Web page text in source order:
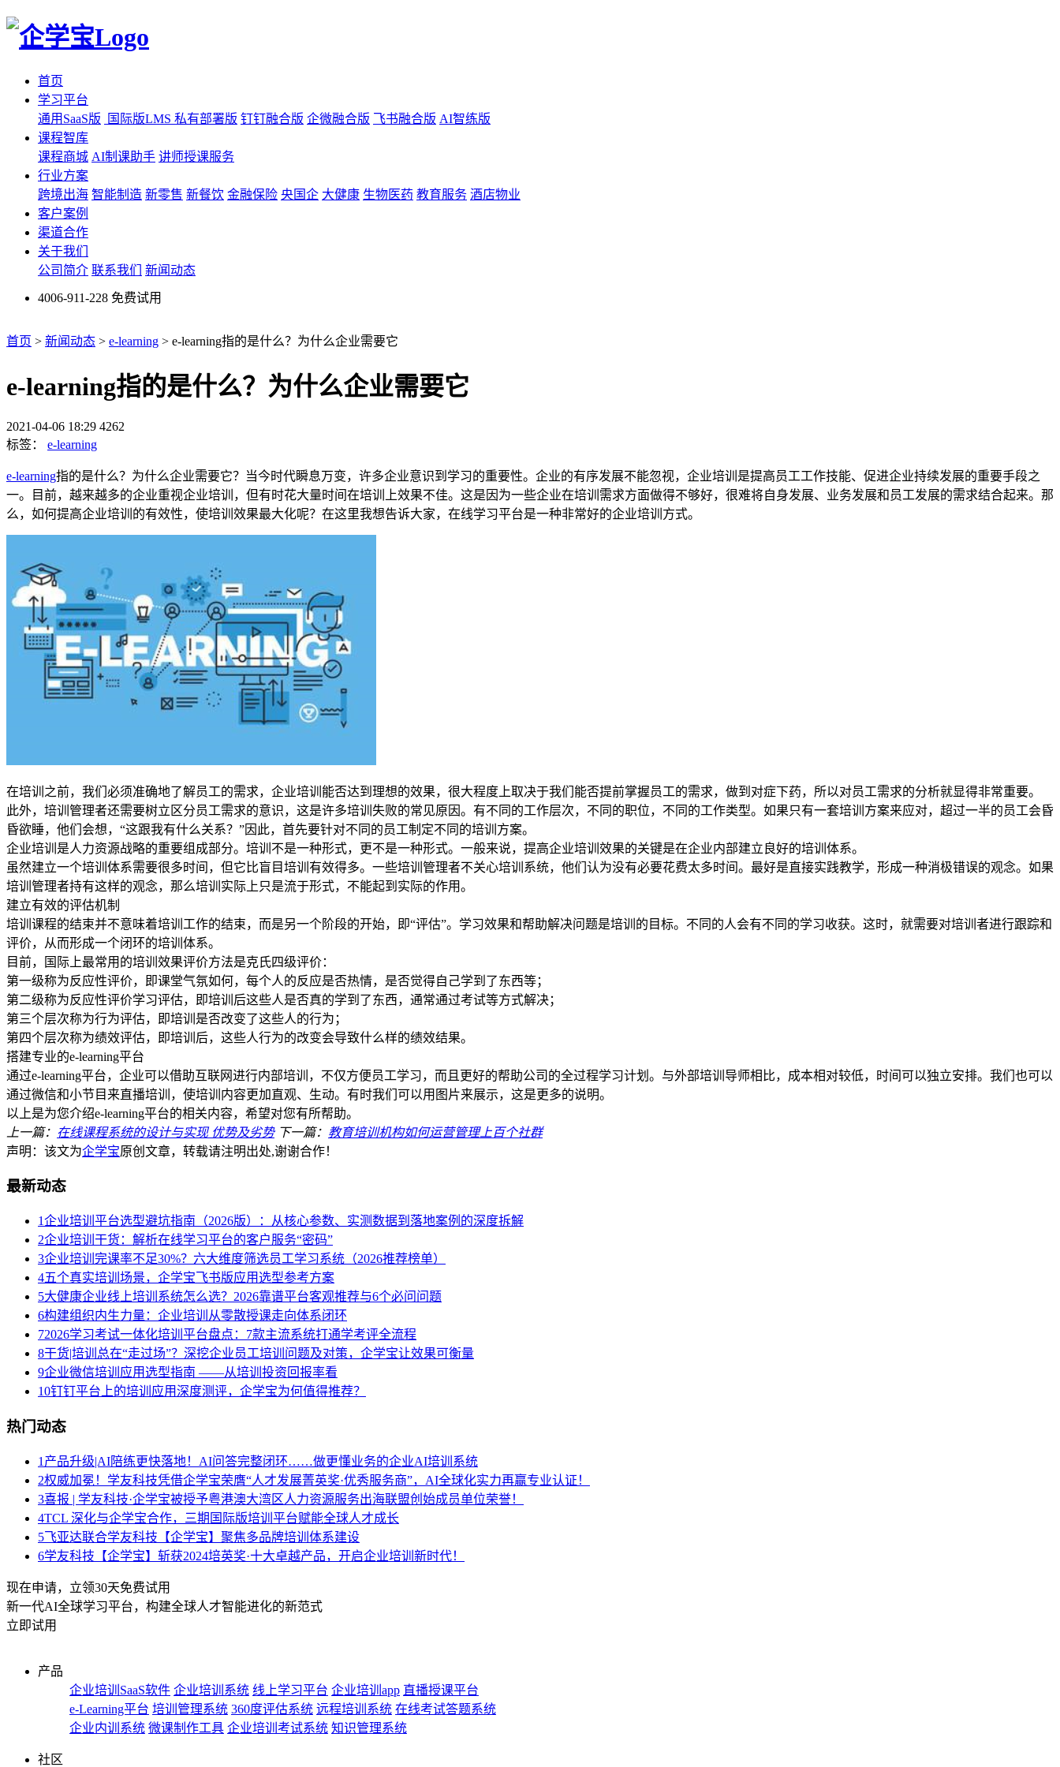
首页
学习平台
通用SaaS版
国际版LMS 私有部署版 钉钉融合版 企微融合版 飞书融合版 AI智练版
课程智库
课程商城 AI制课助手 讲师授课服务
行业方案
跨境出海 智能制造 新零售 新餐饮 金融保险 央国企 大健康 生物医药 教育服务 酒店物业
客户案例
渠道合作
关于我们
公司简介 联系我们 新闻动态
4006-911-228 免费试用
首页 > 新闻动态 > e-learning > e-learning指的是什么？为什么企业需要它
e-learning指的是什么？为什么企业需要它
2021-04-06 18:29 4262
标签：
e-learning
e-learning指的是什么？为什么企业需要它？当今时代瞬息万变，许多企业意识到学习的重要性。企业的有序发展不能忽视，企业培训是提高员工工作技能、促进企业持续发展的重要手段之
一。目前，越来越多的企业重视企业培训，但有时花大量时间在培训上效果不佳。这是因为一些企业在培训需求方面做得不够好，很难将自身发展、业务发展和员工发展的需求结合起来。那
么，如何提高企业培训的有效性，使培训效果最大化呢？在这里我想告诉大家，在线学习平台是一种非常好的企业培训方式。
在培训之前，我们必须准确地了解员工的需求，企业培训能否达到理想的效果，很大程度上取决于我们能否提前掌握员工的需求，做到对症下药，所以对员工需求的分析就显得非常重要。
此外，培训管理者还需要树立区分员工需求的意识，这是许多培训失败的常见原因。有不同的工作层次，不同的职位，不同的工作类型。如果只有一套培训方案来应对，超过一半的员工会昏
昏欲睡，他们会想，“这跟我有什么关系？”因此，首先要针对不同的员工制定不同的培训方案。
企业培训是人力资源战略的重要组成部分。培训不是一种形式，更不是一种形式。一般来说，提高企业培训效果的关键是在企业内部建立良好的培训体系。
虽然建立一个培训体系需要很多时间，但它比盲目培训有效得多。一些培训管理者不关心培训系统，他们认为没有必要花费太多时间。最好是直接实践教学，形成一种消极错误的观念。如果
培训管理者持有这样的观念，那么培训实际上只是流于形式，不能起到实际的作用。
建立有效的评估机制
培训课程的结束并不意味着培训工作的结束，而是另一个阶段的开始，即“评估”。学习效果和帮助解决问题是培训的目标。不同的人会有不同的学习收获。这时，就需要对培训者进行跟踪和
评价，从而形成一个闭环的培训体系。
目前，国际上最常用的培训效果评价方法是克氏四级评价：
第一级称为反应性评价，即课堂气氛如何，每个人的反应是否热情，是否觉得自己学到了东西等；
第二级称为反应性评价学习评估，即培训后这些人是否真的学到了东西，通常通过考试等方式解决；
第三个层次称为行为评估，即培训是否改变了这些人的行为；
第四个层次称为绩效评估，即培训后，这些人行为的改变会导致什么样的绩效结果。
搭建专业的e-learning平台
通过e-learning平台，企业可以借助互联网进行内部培训，不仅方便员工学习，而且更好的帮助公司的全过程学习计划。与外部培训导师相比，成本相对较低，时间可以独立安排。我们也可以
通过微信和小节目来直播培训，使培训内容更加直观、生动。有时我们可以用图片来展示，这是更多的说明。
以上是为您介绍e-learning平台的相关内容，希望对您有所帮助。
上一篇： 在线课程系统的设计与实现 优势及劣势 下一篇： 教育培训机构如何运营管理上百个社群
声明：该文为企学宝原创文章，转载请注明出处,谢谢合作！
最新动态
1企业培训平台选型避坑指南（2026版）：从核心参数、实测数据到落地案例的深度拆解
2企业培训干货：解析在线学习平台的客户服务“密码”
3企业培训完课率不足30%？六大维度筛选员工学习系统（2026推荐榜单）
4五个真实培训场景，企学宝飞书版应用选型参考方案
5大健康企业线上培训系统怎么选？2026靠谱平台客观推荐与6个必问问题
6构建组织内生力量：企业培训从零散授课走向体系闭环
72026学习考试一体化培训平台盘点：7款主流系统打通学考评全流程
8干货|培训总在“走过场”？深挖企业员工培训问题及对策，企学宝让效果可衡量
9企业微信培训应用选型指南 ——从培训投资回报率看
10钉钉平台上的培训应用深度测评，企学宝为何值得推荐？
热门动态
1 产品升级|AI陪练更快落地！AI问答完整闭环……做更懂业务的企业AI培训系统
2权威加冕！学友科技凭借企学宝荣膺“人才发展菁英奖·优秀服务商”，AI全球化实力再赢专业认证！
3喜报 | 学友科技·企学宝被授予粤港澳大湾区人力资源服务出海联盟创始成员单位荣誉！
4TCL 深化与企学宝合作，三期国际版培训平台赋能全球人才成长
5飞亚达联合学友科技【企学宝】聚焦多品牌培训体系建设
6学友科技【企学宝】斩获2024培英奖·十大卓越产品，开启企业培训新时代！
现在申请，立领30天免费试用
新一代AI全球学习平台，构建全球人才智能进化的新范式
立即试用
产品
企业培训SaaS软件 企业培训系统 线上学习平台 企业培训app 直播授课平台
e-Learning平台 培训管理系统 360度评估系统 远程培训系统 在线考试答题系统
企业内训系统 微课制作工具 企业培训考试系统 知识管理系统
社区